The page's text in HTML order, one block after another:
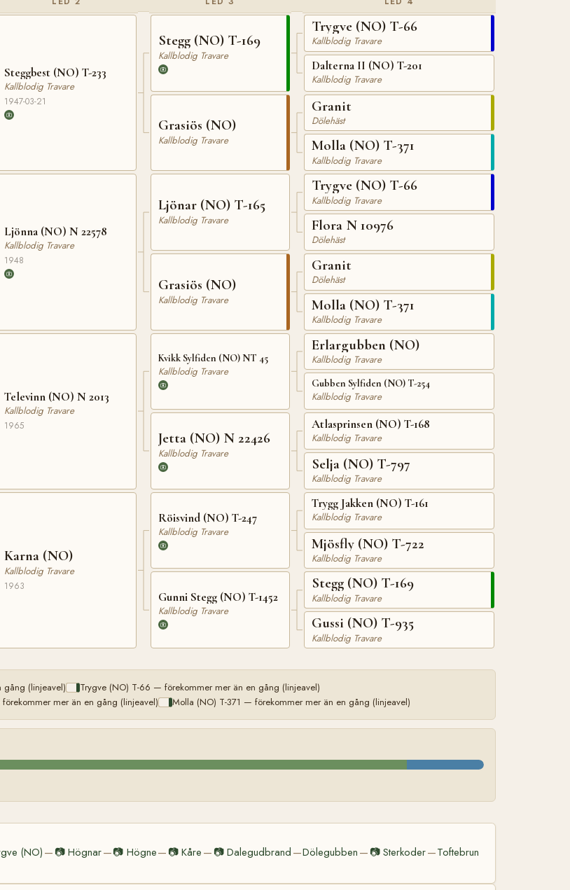
Steggbest (NO) T-233
Kallblodig Travare
1947-03-21
Ljönna (NO) N 22578
Kallblodig Travare
1948
Televinn (NO) N 2013
Kallblodig Travare
1965
Karna (NO)
Kallblodig Travare
1963
Stegg (NO) T-169
Kallblodig Travare
Grasiös (NO)
Kallblodig Travare
Ljönar (NO) T-165
Kallblodig Travare
Grasiös (NO)
Kallblodig Travare
Kvikk Sylfiden (NO) NT 45
Kallblodig Travare
Jetta (NO) N 22426
Kallblodig Travare
Röisvind (NO) T-247
Kallblodig Travare
Gunni Stegg (NO) T-1452
Kallblodig Travare
Trygve (NO) T-66
Kallblodig Travare
Dalterna II (NO) T-201
Kallblodig Travare
Granit
Dölehäst
Molla (NO) T-371
Kallblodig Travare
Trygve (NO) T-66
Kallblodig Travare
Flora N 10976
Dölehäst
Granit
Dölehäst
Molla (NO) T-371
Kallblodig Travare
Erlargubben (NO)
Kallblodig Travare
Gubben Sylfiden (NO) T-254
Kallblodig Travare
Atlasprinsen (NO) T-168
Kallblodig Travare
Selja (NO) T-797
Kallblodig Travare
Trygg Jakken (NO) T-161
Kallblodig Travare
Mjösfly (NO) T-722
Kallblodig Travare
Stegg (NO) T-169
Kallblodig Travare
Gussi (NO) T-935
Kallblodig Travare
(linjeavel)
Trygve (NO) T-66 — förekommer mer än en gång (linjeavel)
mer än en gång (linjeavel) Molla (NO) T-371 — förekommer mer än en gång (linjeavel)
(NO) — 📷Högnar—📷 Högne— 📷Kåre — 📷Dalegudbrand —Dölegubben — 📷Sterkoder—Toftebrun